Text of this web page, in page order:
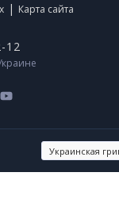
| Карта сайта
12